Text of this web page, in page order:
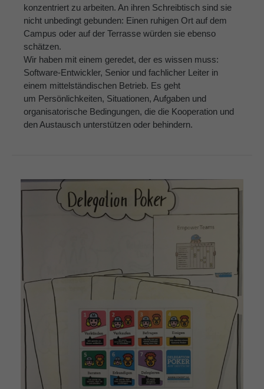
konzentriert zu arbeiten. An ihren Schreibtisch sind sie
nicht unbedingt gebunden: Einen ruhigen Ort auf dem
Campus oder auf der Terrasse würden sie ebenso
schätzen.
Wir haben mit einem geredet, der es wissen muss:
Software-Entwickler, Senior und fachlicher Leiter in
einem mittelständischen Betrieb. Es geht
um Persönlichkeiten, Situationen, Aufgaben und
organisatorische Bedingungen, die die Kooperation und
den Austausch unterstützen oder behindern.